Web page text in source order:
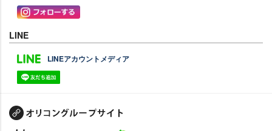
LINE
LINEアカウントメディア